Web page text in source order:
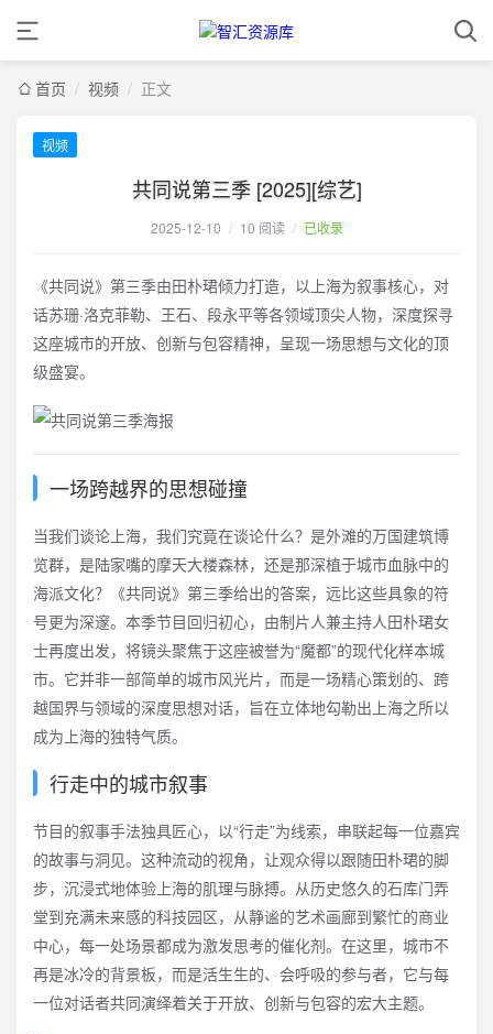
首页 / 视频 / 正文
视频
共同说第三季 [2025][综艺]
2025-12-10 / 10 阅读 / 已收录
《共同说》第三季由田朴珺倾力打造，以上海为叙事核心，对
话苏珊·洛克菲勒、王石、段永平等各领域顶尖人物，深度探寻
这座城市的开放、创新与包容精神，呈现一场思想与文化的顶
级盛宴。
一场跨越界的思想碰撞
当我们谈论上海，我们究竟在谈论什么？是外滩的万国建筑博
览群，是陆家嘴的摩天大楼森林，还是那深植于城市血脉中的
海派文化？《共同说》第三季给出的答案，远比这些具象的符
号更为深邃。本季节目回归初心，由制片人兼主持人田朴珺女
士再度出发，将镜头聚焦于这座被誉为“魔都”的现代化样本城
市。它并非一部简单的城市风光片，而是一场精心策划的、跨
越国界与领域的深度思想对话，旨在立体地勾勒出上海之所以
成为上海的独特气质。
行走中的城市叙事
节目的叙事手法独具匠心，以“行走”为线索，串联起每一位嘉宾
的故事与洞见。这种流动的视角，让观众得以跟随田朴珺的脚
步，沉浸式地体验上海的肌理与脉搏。从历史悠久的石库门弄
堂到充满未来感的科技园区，从静谧的艺术画廊到繁忙的商业
中心，每一处场景都成为激发思考的催化剂。在这里，城市不
再是冰冷的背景板，而是活生生的、会呼吸的参与者，它与每
一位对话者共同演绎着关于开放、创新与包容的宏大主题。